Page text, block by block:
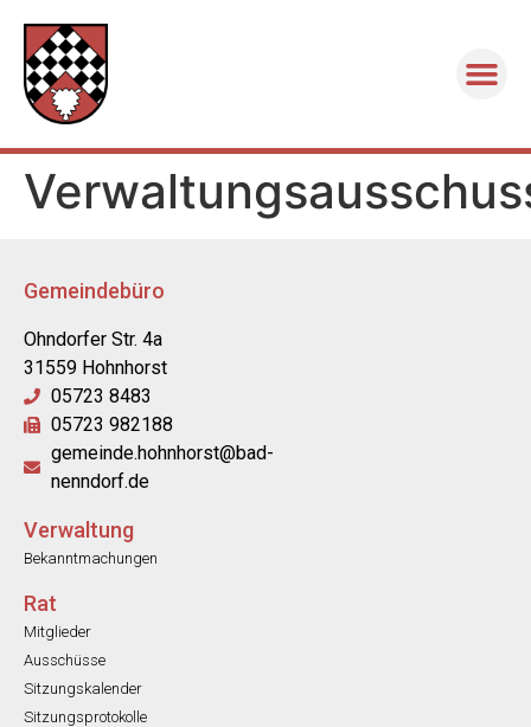
Gemeindebüro
Ohndorfer Str. 4a
31559 Hohnhorst
05723 8483
05723 982188
gemeinde.hohnhorst@bad-
nenndorf.de
Verwaltung
Bekanntmachungen
Rat
Mitglieder
Ausschüsse
Sitzungskalender
Sitzungsprotokolle